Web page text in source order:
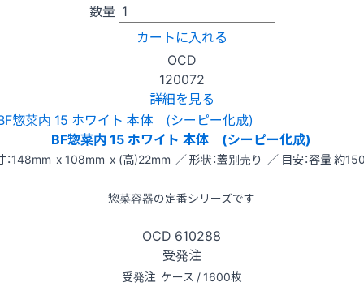
数量
カートに入れる
OCD
120072
詳細を見る
BF惣菜内 15 ホワイト 本体 (シーピー化成)
：148mm x 108mm x (高)22mm ／ 形状：蓋別売り ／ 目安：容量 約
惣菜容器の定番シリーズです
OCD 610288
受発注
受発注 ケース / 1600枚